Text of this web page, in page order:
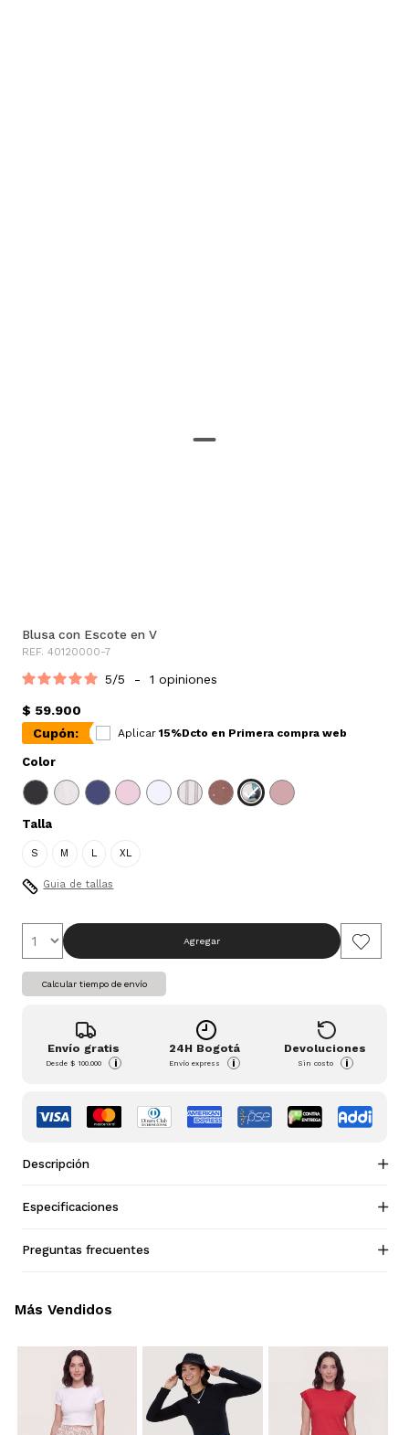
Blusa con Escote en V
REF. 40120000-7
5/5 - 1 opiniones
$ 59.900
Cupón:
Aplicar 15%Dcto en Primera compra web
Color
Talla
S M L XL
Guia de tallas
Agregar
Calcular tiempo de envío
Envío gratis
Desde$ 100.000 i
24H Bogotá
Envío express i
Devoluciones
Sin costo i
Descripción
Especificaciones
Preguntas frecuentes
Más Vendidos